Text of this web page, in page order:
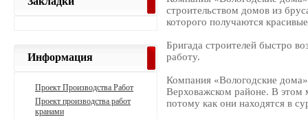
строительством домов из
которого получаются
Бригада строителей быстро
работу.
Компания «Вологодские
Верховажском районе. В этом
потому как они находятся в
Информация
Проект Производства Работ
Проект производства работ
кранами